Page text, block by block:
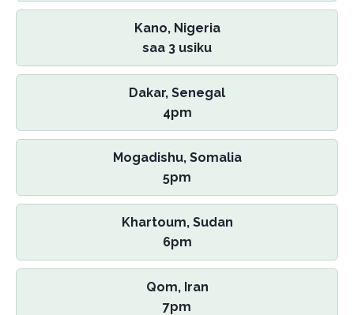
Kano, Nigeria
saa 3 usiku
Dakar, Senegal
4pm
Mogadishu, Somalia
5pm
Khartoum, Sudan
6pm
Qom, Iran
7pm